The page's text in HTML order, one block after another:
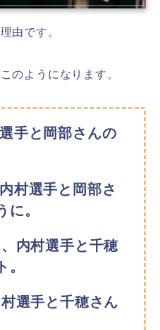
由です。
のようになります。
手と岡部さんの
村選手と岡部さ
に。
内村選手と千穂
。
選手と千穂さん